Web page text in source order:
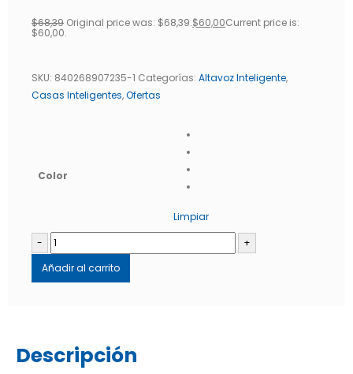
$68,39 Original price was: $68,39.$60,00Current price is:
$60,00.
SKU: 840268907235-1 Categorías: Altavoz Inteligente,
Casas Inteligentes,Ofertas
Color
Limpiar
-
+
Añadir al carrito
Descripción